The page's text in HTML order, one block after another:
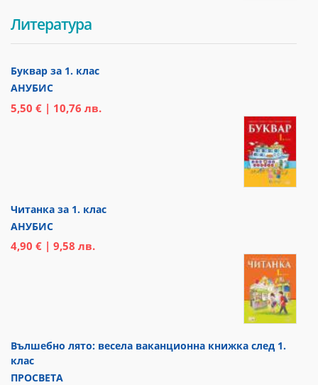
Литература
Буквар за 1. клас
АНУБИС
5,50 € | 10,76 лв.
Читанка за 1. клас
АНУБИС
4,90 € | 9,58 лв.
Вълшебно лято: весела ваканционна книжка след 1.
клас
ПРОСВЕТА